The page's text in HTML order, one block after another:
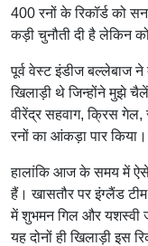
400 रनों के रिकॉर्ड को
कड़ी चुनौती दी है लेकिन
पूर्व वेस्ट इंडीज बल्लेबाज
खिलाड़ी थे जिन्होंने मुझे
वीरेंद्र सहवाग, क्रिस
रनों का आंकड़ा पार किया।
हालांकि आज के समय में
हैं। खासतौर पर इंग्लैंड
में शुभमन गिल और यशस्वी
यह दोनों ही खिलाड़ी इस